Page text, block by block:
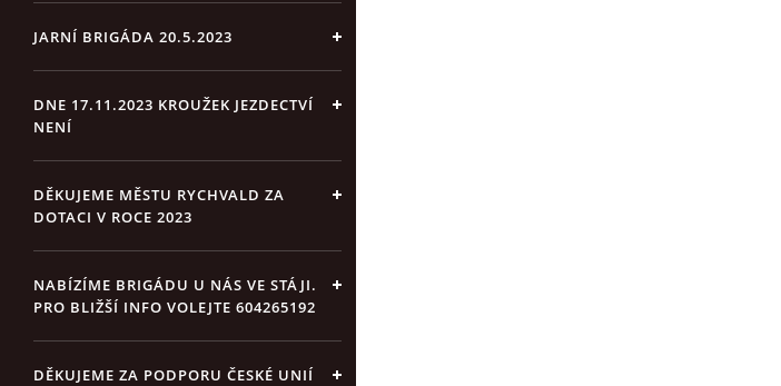
JARNÍ BRIGÁDA 20.5.2023
DNE 17.11.2023 KROUŽEK JEZDECTVÍ
NENÍ
DĚKUJEME MĚSTU RYCHVALD ZA
DOTACI V ROCE 2023
NABÍZÍME BRIGÁDU U NÁS VE STÁJI.
PRO BLIŽŠÍ INFO VOLEJTE 604265192
DĚKUJEME ZA PODPORU ČESKÉ UNIÍ